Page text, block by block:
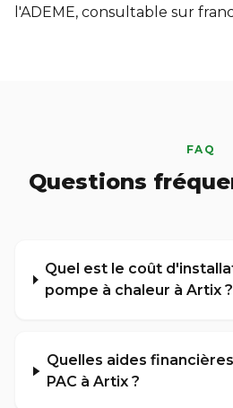
l'ADEME, consultable sur
FAQ
Questions
Quel est le coût
pompe à chaleur à Artix ?
Quelles aides
PAC à Artix ?